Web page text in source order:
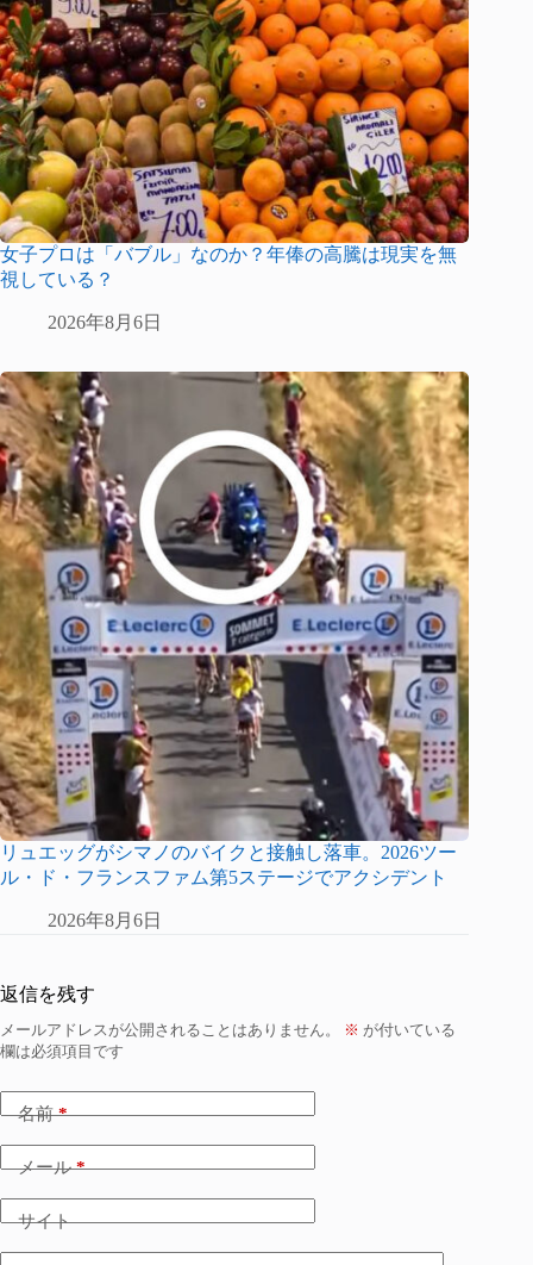
女子プロは「バブル」なのか？年俸の高騰は現実を無
視している？
2026年8月6日
リュエッグがシマノのバイクと接触し落車。2026ツー
ル・ド・フランスファム第5ステージでアクシデント
2026年8月6日
返信を残す
メールアドレスが公開されることはありません。 ※ が付いている
欄は必須項目です
名前*
メール*
サイト